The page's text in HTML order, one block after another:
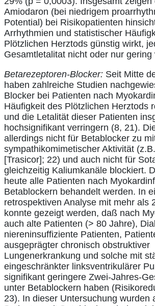
Amiodaron (bei niedrigem
Potential) bei Risikopatienten
Arrhythmien und statistischer
Plötzlichen Herztods günstig wirkt,
Gesamtletalitat nicht oder nur gering
Betarezeptoren-Blocker: Seit Mitte
haben zahlreiche Studien
Blocker bei Patienten nach
Häufigkeit des Plötzlichen Herztods
und die Letalität dieser Patienten
hochsignifikant verringern (8, 21).
allerdings nicht für Betablocker zu
sympathikomimetischer Aktivität
[Trasicor]; 22) und auch nicht für
gleichzeitig Kaliumkanäle blockiert.
heute alle Patienten nach
Betablockern behandelt werden. In
retrospektiven Analyse mit mehr als
konnte gezeigt werden, daß nach
auch alte Patienten (> 80 Jahre),
niereninsuffiziente Patienten,
ausgeprägter chronisch obstruktiver
Lungenerkrankung und solche mit
eingeschränkter linksventrikulärer
signifikant geringere Zwei-Jahres-
unter Betablockern haben
23). In dieser Untersuchung wurden